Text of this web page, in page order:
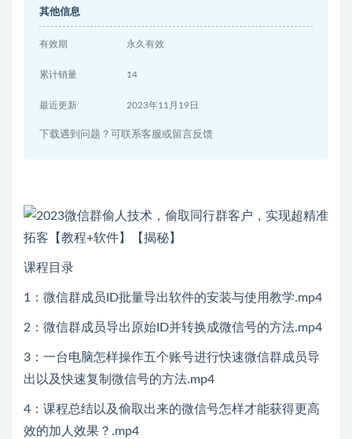
其他信息
有效期 永久有效
累计销量 14
最近更新 2023年11月19日
下载遇到问题？可联系客服或留言反馈
课程目录
1：微信群成员ID批量导出软件的安装与使用教学.mp4
2：微信群成员导出原始ID并转换成微信号的方法.mp4
3：一台电脑怎样操作五个账号进行快速微信群成员导
出以及快速复制微信号的方法.mp4
4：课程总结以及偷取出来的微信号怎样才能获得更高
效的加人效果？.mp4